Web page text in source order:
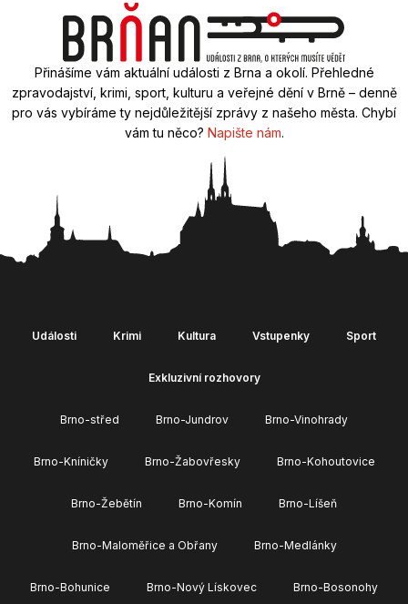
Přinášíme vám aktuální události z Brna a okolí. Přehledné
zpravodajství, krimi, sport, kulturu a veřejné dění v Brně – denně
pro vás vybíráme ty nejdůležitější zprávy z našeho města. Chybí
vám tu něco? Napište nám.
Události Krimi Kultura Vstupenky Sport
Exkluzivní rozhovory
Brno-střed Brno-Jundrov Brno-Vinohrady
Brno-Kníničky Brno-Žabovřesky Brno-Kohoutovice
Brno-Žebětín Brno-Komín Brno-Líšeň
Brno-Maloměřice a Obřany Brno-Medlánky
Brno-Bohunice Brno-Nový Lískovec Brno-Bosonohy